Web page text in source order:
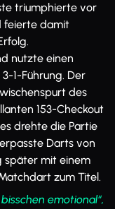
triumphierte vor
feierte damit
nutzte einen
1-Führung. Der
des
153-Checkout
drehte die Partie
Darts von
später mit einem
zum Titel.
emotional“,